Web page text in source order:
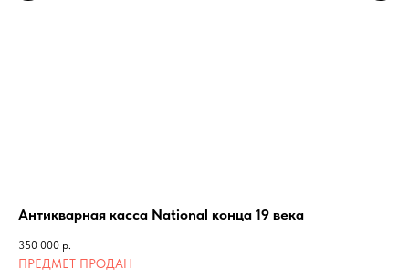
Антикварная касса National конца 19 века
350 000 р.